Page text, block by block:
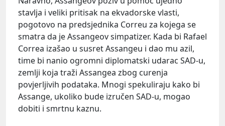
stavlja i veliki pritisak na ekvadorske vlasti,
pogotovo na predsjednika Correu za kojega se
smatra da je Assangeov simpatizer. Kada bi Rafael
Correa izašao u susret Assangeu i dao mu azil,
time bi nanio ogromni diplomatski udarac SAD-u,
zemlji koja traži Assangea zbog curenja
povjerljivih podataka. Mnogi spekuliraju kako bi
Assange, ukoliko bude izručen SAD-u, mogao
dobiti i smrtnu kaznu.